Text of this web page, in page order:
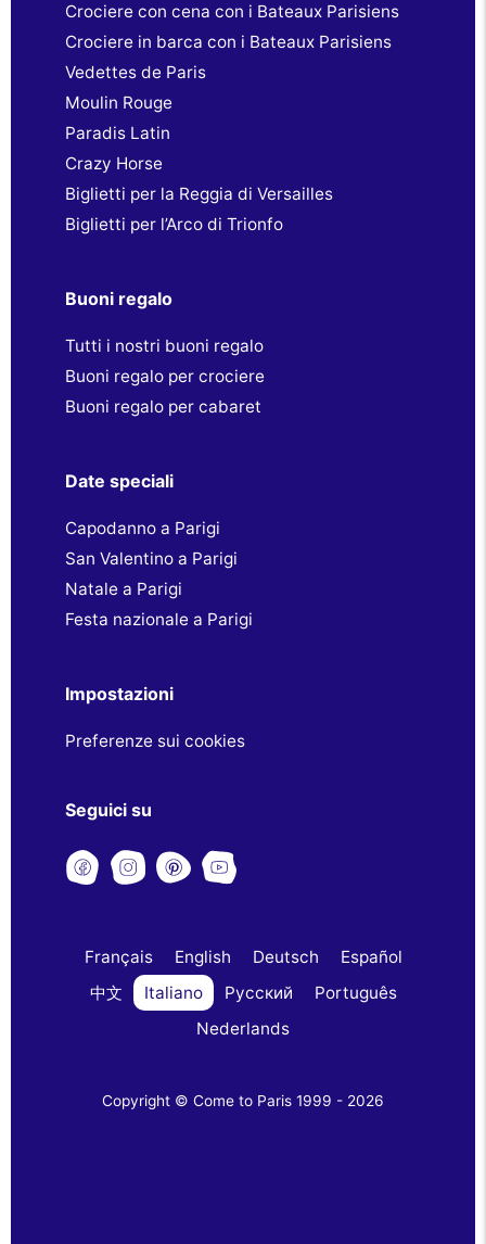
Crociere con cena con i Bateaux Parisiens
Crociere in barca con i Bateaux Parisiens
Vedettes de Paris
Moulin Rouge
Paradis Latin
Crazy Horse
Biglietti per la Reggia di Versailles
Biglietti per l’Arco di Trionfo
Buoni regalo
Tutti i nostri buoni regalo
Buoni regalo per crociere
Buoni regalo per cabaret
Date speciali
Capodanno a Parigi
San Valentino a Parigi
Natale a Parigi
Festa nazionale a Parigi
Impostazioni
Preferenze sui cookies
Seguici su
Français English Deutsch
Español
中文
Italiano Русский
Português
Nederlands
Copyright © Come to Paris 1999 - 2026